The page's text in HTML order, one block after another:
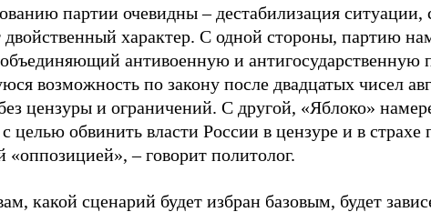
партии очевидны – дестабилизация ситуации,
двойственный характер. С одной стороны, партию
антивоенную и антигосударственную
возможность по закону после двадцатых чисел
цензуры и ограничений. С другой, «Яблоко»
целью обвинить власти России в цензуре и в страхе
«оппозицией», – говорит политолог.
какой сценарий будет избран базовым, будет